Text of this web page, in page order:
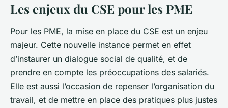
Les enjeux du CSE pour les PME
Pour les PME, la mise en place du CSE est un enjeu
majeur. Cette nouvelle instance permet en effet
d’instaurer un dialogue social de qualité, et de
prendre en compte les préoccupations des salariés.
Elle est aussi l’occasion de repenser l’organisation du
travail, et de mettre en place des pratiques plus justes